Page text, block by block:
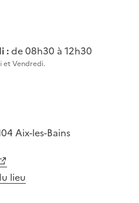
:de 08h30 à 12h30
et Vendredi.
Aix-les-Bains
lieu